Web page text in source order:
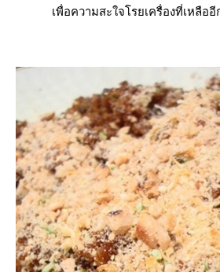
เพื่อความสะใจโรยเครื่องที่เหลือ